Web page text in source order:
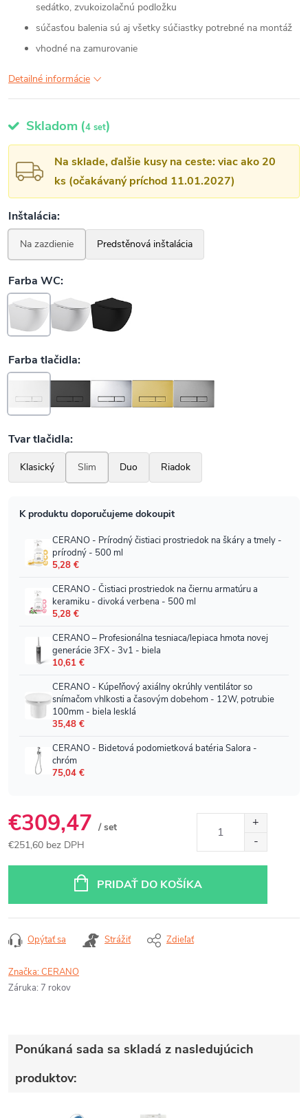
sedátko, zvukoizolačnú podložku
súčasťou balenia sú aj všetky súčiastky potrebné na montáž
vhodné na zamurovanie
Detailné informácie
Skladom (4 set)
Na sklade, ďalšie kusy na ceste: viac ako 20
ks (očakávaný príchod 11.01.2027)
€309,47 / set
€251,60 bez DPH
PRIDAŤ DO KOŠÍKA
Opýtať sa Strážiť Zdieľať
Značka:CERANO
Záruka: 7 rokov
Ponúkaná sada sa skladá z nasledujúcich
produktov: